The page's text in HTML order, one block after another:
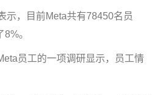
，目前Meta共有78450名员
。
员工的一项调研显示，员工情